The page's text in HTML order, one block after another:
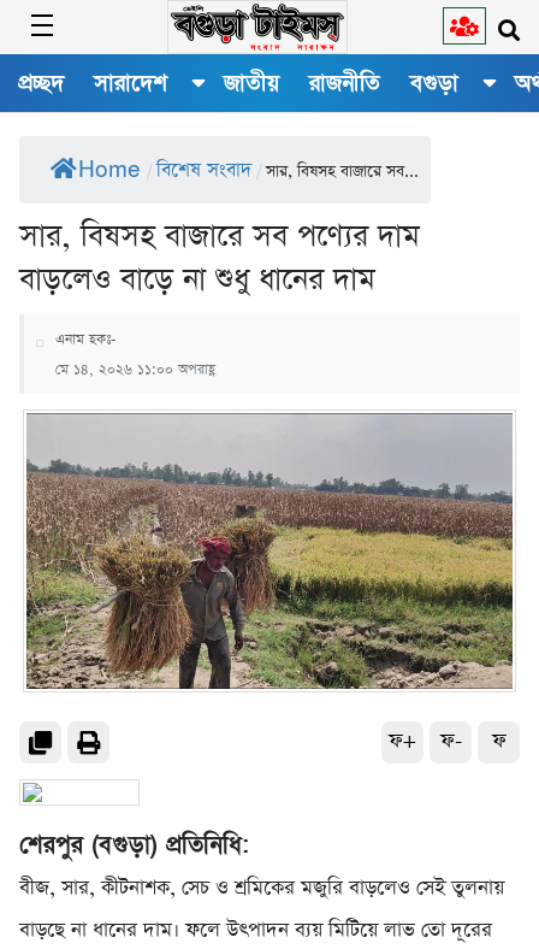
প্রচ্ছদ সারাদেশ জাতীয় রাজনীতি বগুড়া
Home / বিশেষ সংবাদ / সার, বিষসহ বাজারে সব...
সার, বিষসহ বাজারে সব পণ্যের দাম
বাড়লেও বাড়ে না শুধু ধানের দাম
এনাম হকঃ-
মে ১৪, ২০২৬ ১১:০০ অপরাহ্ণ
ফ+ ফ- ফ
শেরপুর (বগুড়া) প্রতিনিধি:
বীজ, সার, কীটনাশক, সেচ ও শ্রমিকের মজুরি বাড়লেও সেই তুলনায়
বাড়ছে না ধানের দাম। ফলে উৎপাদন ব্যয় মিটিয়ে লাভ তো দূরের